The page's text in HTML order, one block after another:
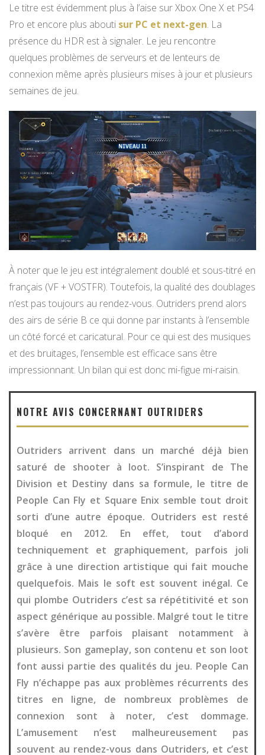
Le titre est évidemment plus à l’aise sur Xbox One X et PS4
Pro et encore plus abouti sur PC et next-gen. La
présence du HDR est à signaler. Le jeu rencontre
quelques problèmes de serveurs et de lenteurs de
connexion même après plusieurs mises à jour et plusieurs
semaines de jeu.
À noter que le jeu est intégralement doublé et sous-titré en
français (VF + VOSTFR). Toutefois, la qualité des doublages
n’est pas toujours au rendez-vous. Outriders prend alors
des airs de série B ce qui donne par instants à l’ensemble
un côté forcé et caricatural. Pour ce qui est des musiques
et des bruitages, l’ensemble est efficace sans être
impressionnant. Un bilan qui est donc mi-figue mi-raisin.
NOTRE AVIS CONCERNANT OUTRIDERS
Outriders arrivent dans un marché déjà bien
saturé de shooter à loot. S’inspirant de The
Division et Destiny dans sa formule, le titre de
People Can Fly et Square Enix semble tout droit
sorti d’une autre époque. Outriders est resté
bloqué en 2012. En effet, tout d’abord
techniquement et graphiquement, parfois joli
grâce à une direction artistique qui fait mouche
quelquefois. Mais le soft est souvent inégal. Ce
qui plombe Outriders c’est sa répétitivité et son
aspect générique au possible. Malgré tout le titre
s’avère être parfois plaisant notamment à
plusieurs. Son gameplay, son contenu et son loot
font aussi partie des qualités du jeu. People Can
Fly n’échappe pas aux problèmes récurrents des
titres en ligne, de nombreux problèmes de
connexion sont à noter, c’est dommage.
L’amusement n’est malheureusement pas
souvent au rendez-vous dans Outriders, et c’est